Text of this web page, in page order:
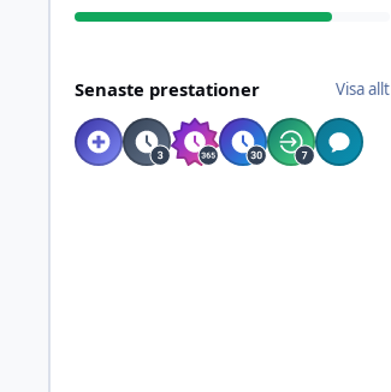
Senaste prestationer Visa allt